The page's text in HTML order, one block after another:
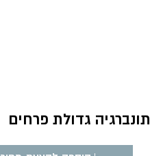
תונברגיה גדולת פרחים